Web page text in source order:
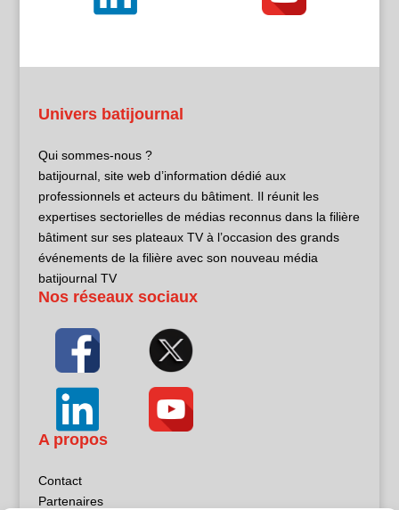
Univers batijournal
Qui sommes-nous ?
batijournal, site web d’information dédié aux
professionnels et acteurs du bâtiment. Il réunit les
expertises sectorielles de médias reconnus dans la filière
bâtiment sur ses plateaux TV à l’occasion des grands
événements de la filière avec son nouveau média
batijournal TV
Nos réseaux sociaux
A propos
Contact
Partenaires